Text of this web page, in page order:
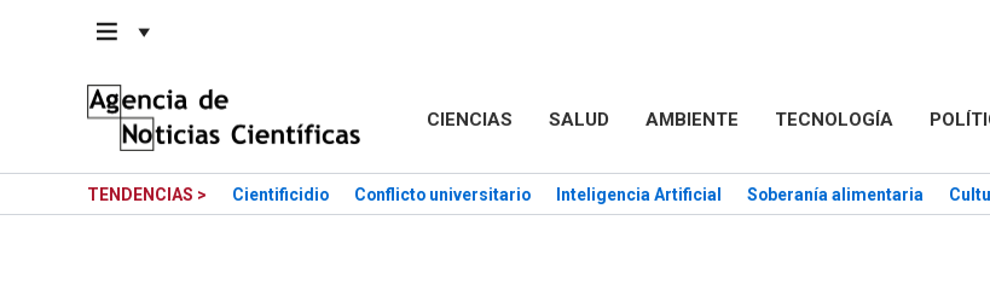
contenido
CIENCIAS SALUD AMBIENTE TECNOLOGÍA
TENDENCIAS > Cientificidio Conflicto universitario Inteligencia Artificial Soberanía alimentaria